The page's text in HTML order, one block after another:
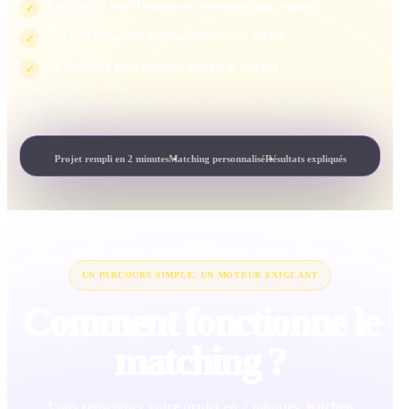
✓
✓
✓
Projet rempli en 2 minutesMatching personnaliséRésultats expliqués
UN PARCOURS SIMPLE, UN MOTEUR EXIGEANT